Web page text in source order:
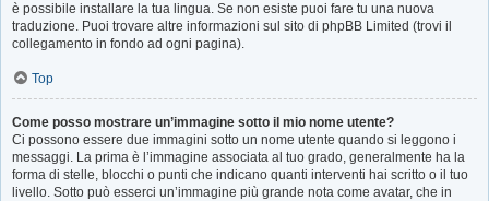
è possibile installare la tua lingua. Se non esiste puoi fare tu una nuova
traduzione. Puoi trovare altre informazioni sul sito di phpBB Limited (trovi il
collegamento in fondo ad ogni pagina).
Top
Come posso mostrare un’immagine sotto il mio nome utente?
Ci possono essere due immagini sotto un nome utente quando si leggono i
messaggi. La prima è l’immagine associata al tuo grado, generalmente ha la
forma di stelle, blocchi o punti che indicano quanti interventi hai scritto o il tuo
livello. Sotto può esserci un’immagine più grande nota come avatar, che in